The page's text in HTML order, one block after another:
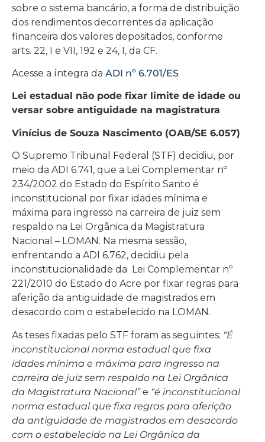
sobre o sistema bancário, a forma de distribuição
dos rendimentos decorrentes da aplicação
financeira dos valores depositados, conforme
arts. 22, I e VII, 192 e 24, I, da CF.
Acesse a íntegra da ADI nº 6.701/ES
Lei estadual não pode fixar limite de idade ou
versar sobre antiguidade na magistratura
Vinícius de Souza Nascimento (OAB/SE 6.057)
O Supremo Tribunal Federal (STF) decidiu, por
meio da ADI 6.741, que a Lei Complementar nº
234/2002 do Estado do Espírito Santo é
inconstitucional por fixar idades mínima e
máxima para ingresso na carreira de juiz sem
respaldo na Lei Orgânica da Magistratura
Nacional – LOMAN. Na mesma sessão,
enfrentando a ADI 6.762, decidiu pela
inconstitucionalidade da Lei Complementar nº
221/2010 do Estado do Acre por fixar regras para
aferição da antiguidade de magistrados em
desacordo com o estabelecido na LOMAN.
As teses fixadas pelo STF foram as seguintes: “É
inconstitucional norma estadual que fixa
idades mínima e máxima para ingresso na
carreira de juiz sem respaldo na Lei Orgânica
da Magistratura Nacional”e “é inconstitucional
norma estadual que fixa regras para aferição
da antiguidade de magistrados em desacordo
com o estabelecido na Lei Orgânica da